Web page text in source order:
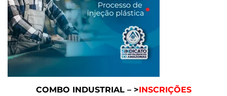
COMBO INDUSTRIAL – >INSCRIÇÕES